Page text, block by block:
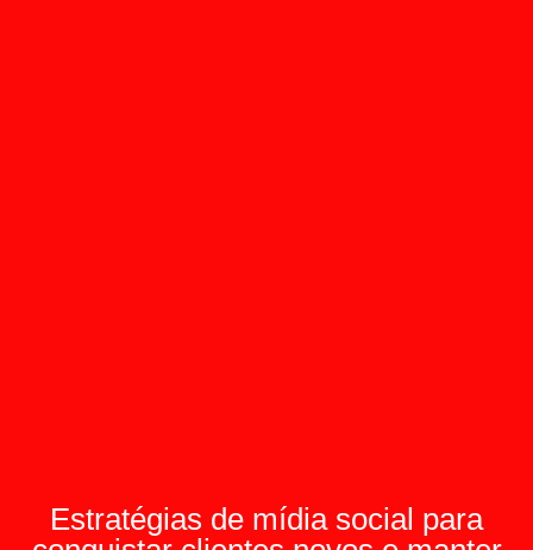
Estratégias de mídia social para